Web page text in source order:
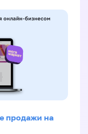
продажи на